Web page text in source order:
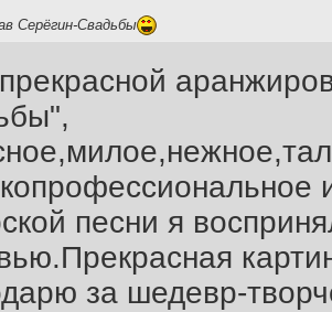
Серёгин-Свадьбы
песни я
за шедевр-